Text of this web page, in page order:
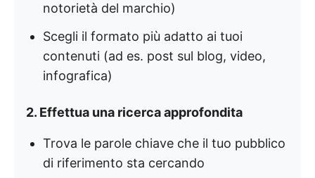
notorietà del marchio)
Scegli il formato più adatto ai tuoi
contenuti (ad es. post sul blog, video,
infografica)
2. Effettua una ricerca approfondita
Trova le parole chiave che il tuo pubblico
di riferimento sta cercando